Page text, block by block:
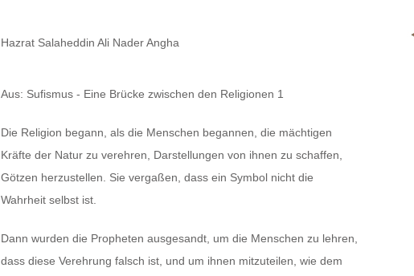
Hazrat Salaheddin Ali Nader Angha
Aus: Sufismus - Eine Brücke zwischen den Religionen 1
Die Religion begann, als die Menschen begannen, die mächtigen
Kräfte der Natur zu verehren, Darstellungen von ihnen zu schaffen,
Götzen herzustellen. Sie vergaßen, dass ein Symbol nicht die
Wahrheit selbst ist.
Dann wurden die Propheten ausgesandt, um die Menschen zu lehren,
dass diese Verehrung falsch ist, und um ihnen mitzuteilen, wie dem